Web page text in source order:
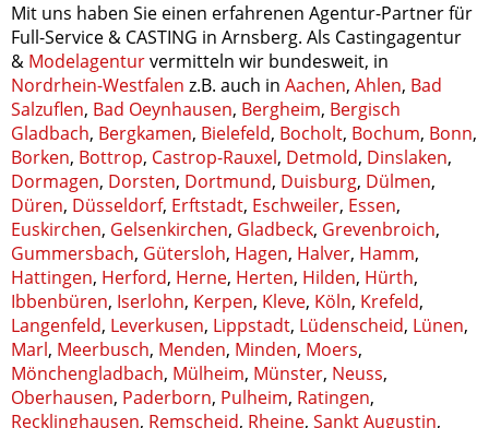
Mit uns haben Sie einen erfahrenen Agentur-Partner für
Full-Service & CASTING in Arnsberg. Als Castingagentur
& Modelagenturvermitteln wir bundesweit, in
Nordrhein-Westfalen z.B. auch in Aachen, Ahlen, Bad
Salzuflen, Bad Oeynhausen, Bergheim, Bergisch
Gladbach, Bergkamen, Bielefeld, Bocholt, Bochum, Bonn,
Borken, Bottrop, Castrop-Rauxel, Detmold, Dinslaken,
Dormagen, Dorsten, Dortmund, Duisburg, Dülmen,
Düren, Düsseldorf, Erftstadt, Eschweiler, Essen,
Euskirchen, Gelsenkirchen, Gladbeck, Grevenbroich,
Gummersbach, Gütersloh, Hagen, Halver, Hamm,
Hattingen, Herford, Herne, Herten, Hilden, Hürth,
Ibbenbüren, Iserlohn, Kerpen, Kleve, Köln, Krefeld,
Langenfeld, Leverkusen, Lippstadt, Lüdenscheid, Lünen,
Marl, Meerbusch, Menden, Minden, Moers,
Mönchengladbach, Mülheim, Münster, Neuss,
Oberhausen, Paderborn, Pulheim, Ratingen,
Recklinghausen, Remscheid, Rheine, Sankt Augustin,